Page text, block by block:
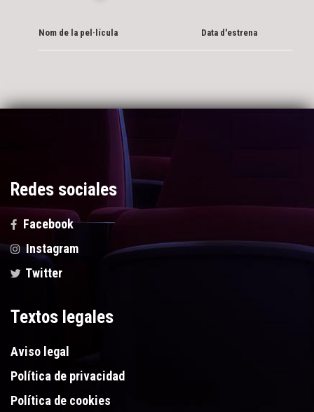
Nom de la pel·lícula Data d'estrena
Redes sociales
Facebook
Instagram
Twitter
Textos legales
Aviso legal
Política de privacidad
Política de cookies